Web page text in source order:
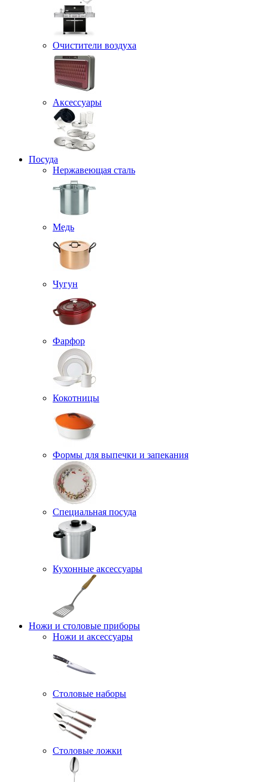
Очистители воздуха
Аксессуары
Посуда
Нержавеющая сталь
Медь
Чугун
Фарфор
Кокотницы
Формы для выпечки и запекания
Специальная посуда
Кухонные аксессуары
Ножи и столовые приборы
Ножи и аксессуары
Столовые наборы
Столовые ложки